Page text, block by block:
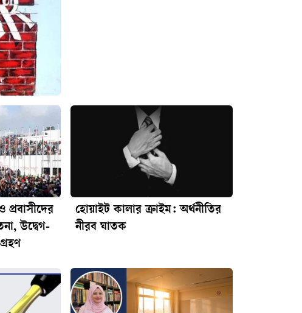
প্রবাসীদের
উদ্বেগ-
হোয়াইট কালার ক্রাইম: অর্থনীতির
নীরব ঘাতক